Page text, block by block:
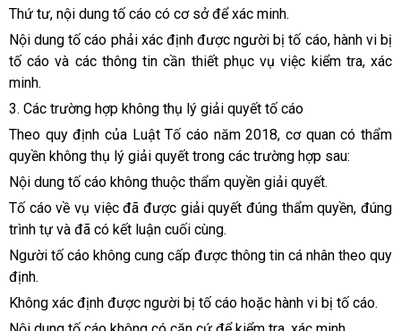
Thứ tư, nội dung tố cáo có cơ sở để xác minh.
Nội dung tố cáo phải xác định được người bị tố cáo, hành vi bị
tố cáo và các thông tin cần thiết phục vụ việc kiểm tra, xác
minh.
3. Các trường hợp không thụ lý giải quyết tố cáo
Theo quy định của Luật Tố cáo năm 2018, cơ quan có thẩm
quyền không thụ lý giải quyết trong các trường hợp sau:
Nội dung tố cáo không thuộc thẩm quyền giải quyết.
Tố cáo về vụ việc đã được giải quyết đúng thẩm quyền, đúng
trình tự và đã có kết luận cuối cùng.
Người tố cáo không cung cấp được thông tin cá nhân theo quy
định.
Không xác định được người bị tố cáo hoặc hành vi bị tố cáo.